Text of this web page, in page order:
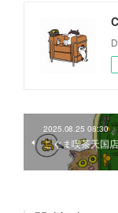
2025.08.25 08:30
こぐま喫茶天国